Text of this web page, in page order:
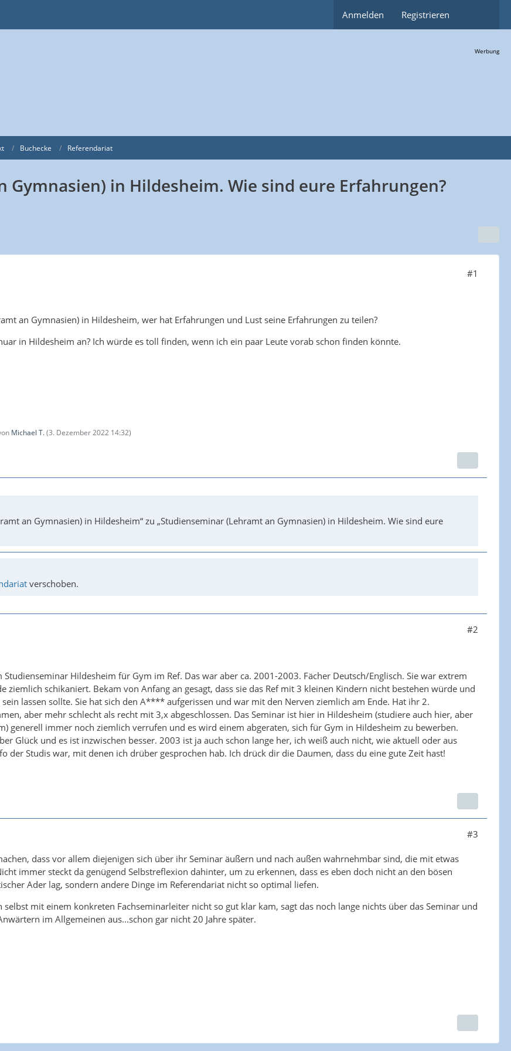
Anmelden Registrieren
Werbung
Buchecke Referendariat
Gymnasien) in Hildesheim. Wie sind eure Erfahrungen?
#1
an Gymnasien) in Hildesheim, wer hat Erfahrungen und Lust seine Erfahrungen zu teilen?
in Hildesheim an? Ich würde es toll finden, wenn ich ein paar Leute vorab schon finden könnte.
Michael T.(3. Dezember 2022 14:32)
an Gymnasien) in Hildesheim“ zu „Studienseminar (Lehramt an Gymnasien) in Hildesheim. Wie sind eure
verschoben.
#2
Hildesheim für Gym im Ref. Das war aber ca. 2001-2003. Fächer Deutsch/Englisch. Sie war extrem
ziemlich schikaniert. Bekam von Anfang an gesagt, dass sie das Ref mit 3 kleinen Kindern nicht bestehen würde und
sein lassen sollte. Sie hat sich den A**** aufgerissen und war mit den Nerven ziemlich am Ende. Hat ihr 2.
aber mehr schlecht als recht mit 3,x abgeschlossen. Das Seminar ist hier in Hildesheim (studiere auch hier, aber
generell immer noch ziemlich verrufen und es wird einem abgeraten, sich für Gym in Hildesheim zu bewerben.
Glück und es ist inzwischen besser. 2003 ist ja auch schon lange her, ich weiß auch nicht, wie aktuell oder aus
der Studis war, mit denen ich drüber gesprochen hab. Ich drück dir die Daumen, dass du eine gute Zeit hast!
#3
dass vor allem diejenigen sich über ihr Seminar äußern und nach außen wahrnehmbar sind, die mit etwas
immer steckt da genügend Selbstreflexion dahinter, um zu erkennen, dass es eben doch nicht an den bösen
Ader lag, sondern andere Dinge im Referendariat nicht so optimal liefen.
selbst mit einem konkreten Fachseminarleiter nicht so gut klar kam, sagt das noch lange nichts über das Seminar und
im Allgemeinen aus...schon gar nicht 20 Jahre später.